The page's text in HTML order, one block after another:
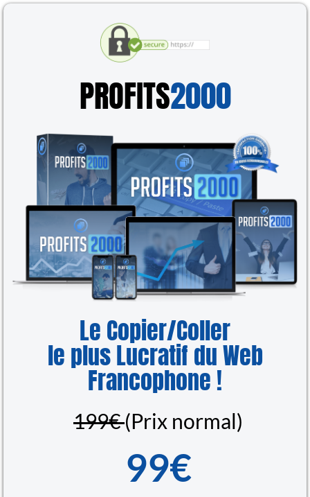
PROFITS2000
Le Copier/Coller
le plus Lucratif du Web
Francophone !
199€(Prix normal)
99€